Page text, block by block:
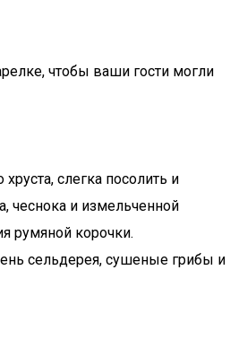
чтобы ваши гости могли
слегка посолить и
чеснока и измельченной
румяной корочки.
сельдерея, сушеные грибы и